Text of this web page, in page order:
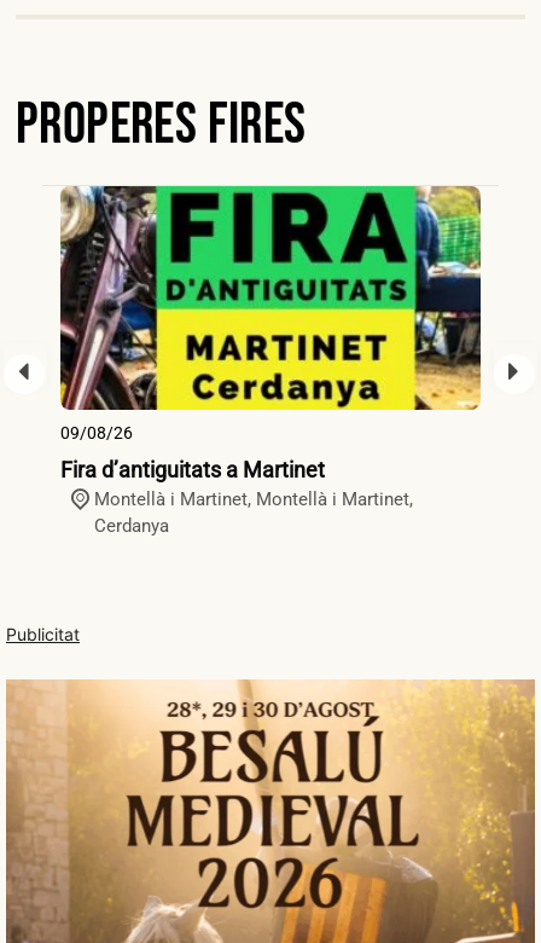
Properes Fires
09/08/26
Fira d’antiguitats a Martinet
Montellà i Martinet, Montellà i Martinet,
Cerdanya
Publicitat